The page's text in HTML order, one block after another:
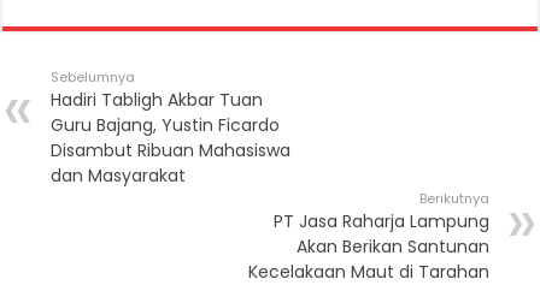
Sebelumnya
Hadiri Tabligh Akbar Tuan
Guru Bajang, Yustin Ficardo
Disambut Ribuan Mahasiswa
dan Masyarakat
Berikutnya
PT Jasa Raharja Lampung
Akan Berikan Santunan
Kecelakaan Maut di Tarahan